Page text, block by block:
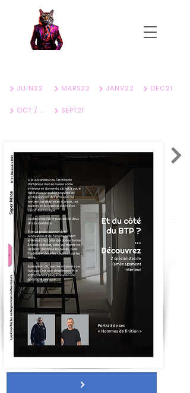
JUIN22
OCT / NOV 21
MARS22
SEPT21
JANV22 DEC21